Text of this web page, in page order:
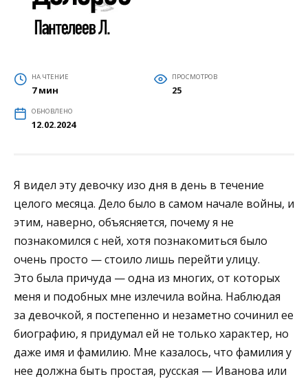
НА ЧТЕНИЕ
7 мин
ПРОСМОТРОВ
25
ОБНОВЛЕНО
12.02.2024
Я видел эту девочку изо дня в день в течение
целого месяца. Дело было в самом начале войны, и
этим, наверно, объясняется, почему я не
познакомился с ней, хотя познакомиться было
очень просто — стоило лишь перейти улицу.
Это была причуда — одна из многих, от которых
меня и подобных мне излечила война. Наблюдая
за девочкой, я постепенно и незаметно сочинил ее
биографию, я придумал ей не только характер, но
даже имя и фамилию. Мне казалось, что фамилия у
нее должна быть простая, русская — Иванова или